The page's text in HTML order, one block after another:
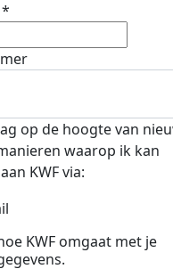
op de hoogte van
waarop ik kan
KWF via:
KWF omgaat met je